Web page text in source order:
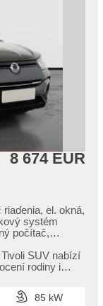
8 674 EUR
el. okná,
systém
počítač,
senzor
pohon 4
SUV nabízí
rodiny i
85 kW